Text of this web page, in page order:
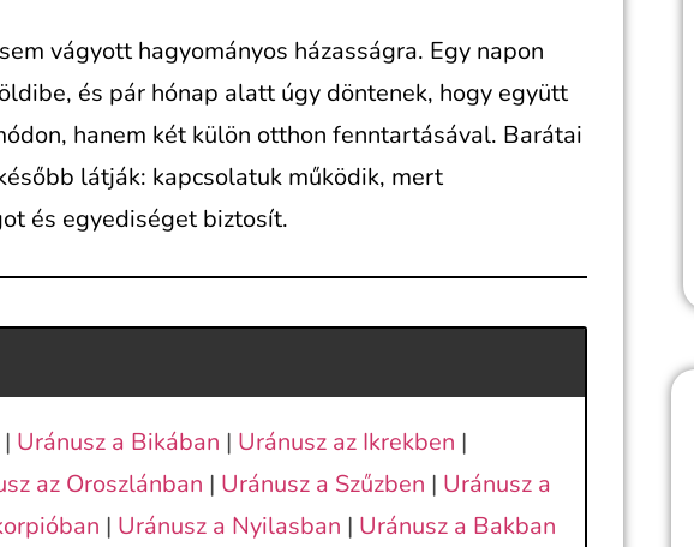
vágyott hagyományos házasságra. Egy napon
és pár hónap alatt úgy döntenek, hogy együtt
hanem két külön otthon fenntartásával. Barátai
látják: kapcsolatuk működik, mert
és egyediséget biztosít.
| Uránusz a Bikában | Uránusz az Ikrekben |
az Oroszlánban | Uránusz a Szűzben | Uránusz a
| Uránusz a Nyilasban | Uránusz a Bakban